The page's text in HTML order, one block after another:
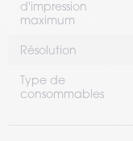
d'impression
maximum
Résolution
Type de
consommables